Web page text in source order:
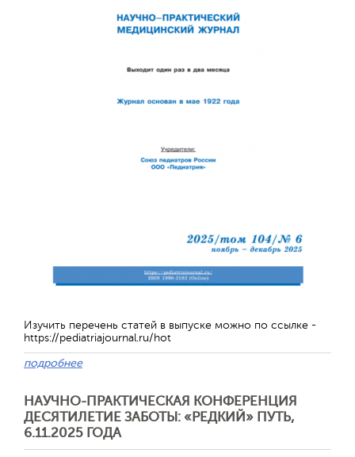
Изучить перечень статей в выпуске можно по ссылке -
https://pediatriajournal.ru/hot
подробнее
НАУЧНО-ПРАКТИЧЕСКАЯ КОНФЕРЕНЦИЯ
ДЕСЯТИЛЕТИЕ ЗАБОТЫ: «РЕДКИЙ» ПУТЬ,
6.11.2025 ГОДА